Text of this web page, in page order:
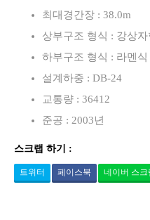
최대경간장 : 38.0m
상부구조 형식 : 강상자
하부구조 형식 : 라멘식
설계하중 : DB-24
교통량 : 36412
준공 : 2003년
스크랩 하기 :
트위터 페이스북 네이버 스크